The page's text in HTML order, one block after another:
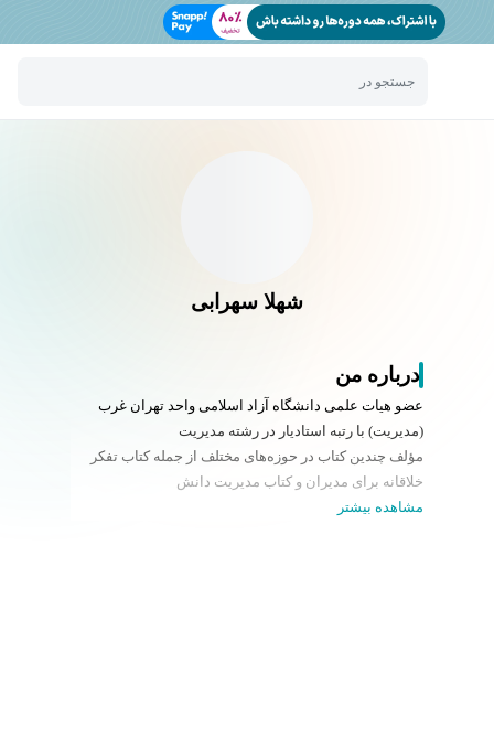
جستجو در
شهلا سهرابی
درباره من
عضو هیات علمی دانشگاه آزاد اسلامی واحد تهران غرب
(مدیریت) با رتبه استادیار در رشته مدیریت
مؤلف چندین کتاب در حوزه‌های مختلف از جمله کتاب تفکر
خلاقانه برای مدیران و کتاب مدیریت دانش
مشاهده بیشتر